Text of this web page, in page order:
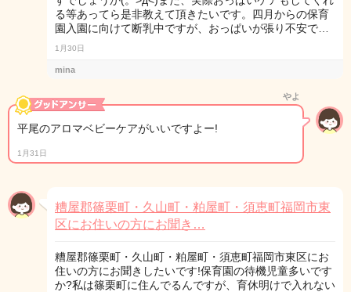
る等あってら是非教えて頂きたいです。四月からの保育
園入園に向けて断乳中ですが、おっぱいが張り不安で…
1月30日
mina
やよ
平尾のアロマベビーケアがいいですよー!
1月31日
糟屋郡篠栗町・久山町・粕屋町・須恵町福岡市東
区にお住いの方にお聞き…
糟屋郡篠栗町・久山町・粕屋町・須恵町福岡市東区にお
住いの方にお聞きしたいです!保育園の待機児童多いです
か?私は篠栗町に住んでるんですが、育休明けで入れない